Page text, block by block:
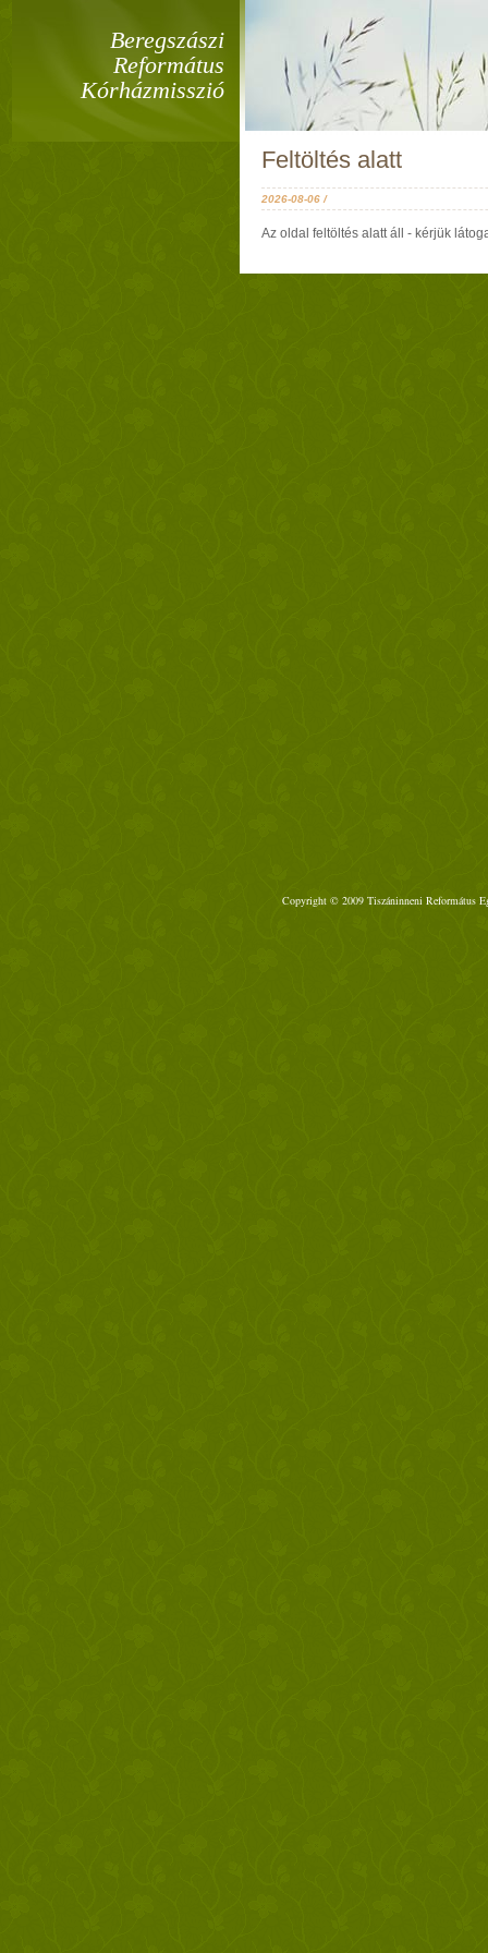
Beregszászi
Református
Kórházmisszió
Feltöltés alatt
2026-08-06 /
Az oldal feltöltés alatt áll - kérjük
Copyright © 2009 Tiszáninneni Református